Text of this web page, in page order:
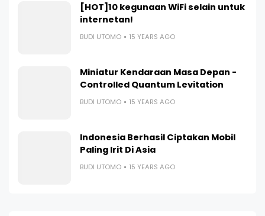
[HOT]10 kegunaan WiFi selain untuk
internetan!
BUDI UTOMO 15 YEARS AGO
Miniatur Kendaraan Masa Depan -
Controlled Quantum Levitation
BUDI UTOMO 15 YEARS AGO
Indonesia Berhasil Ciptakan Mobil
Paling Irit Di Asia
BUDI UTOMO 15 YEARS AGO